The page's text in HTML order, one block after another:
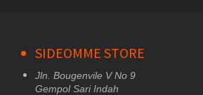
SIDEOMME STORE
Jln. Bougenvile V No 9
Gempol Sari Indah